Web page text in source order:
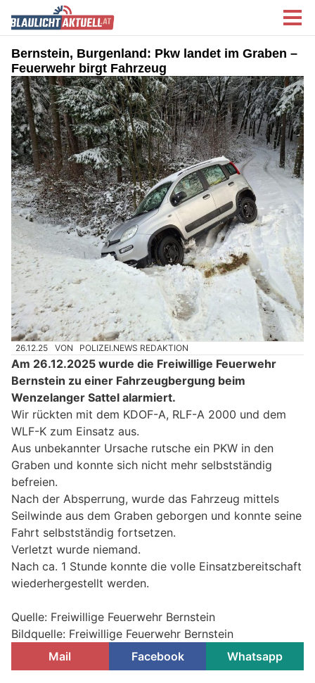
Bernstein, Burgenland: Pkw landet im Graben –
Feuerwehr birgt Fahrzeug
26.12.25 VON POLIZEI.NEWS REDAKTION
Am 26.12.2025 wurde die Freiwillige Feuerwehr
Bernstein zu einer Fahrzeugbergung beim
Wenzelanger Sattel alarmiert.
Wir rückten mit dem KDOF-A, RLF-A 2000 und dem
WLF-K zum Einsatz aus.
Aus unbekannter Ursache rutsche ein PKW in den
Graben und konnte sich nicht mehr selbstständig
befreien.
Nach der Absperrung, wurde das Fahrzeug mittels
Seilwinde aus dem Graben geborgen und konnte seine
Fahrt selbstständig fortsetzen.
Verletzt wurde niemand.
Nach ca. 1 Stunde konnte die volle Einsatzbereitschaft
wiederhergestellt werden.
Quelle: Freiwillige Feuerwehr Bernstein
Bildquelle: Freiwillige Feuerwehr Bernstein
Mail
Facebook Whatsapp